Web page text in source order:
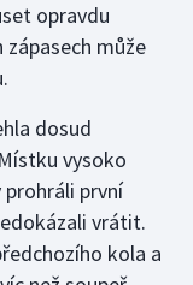
opravdu
může
dosud
vysoko
prohráli první
vrátit.
kola a